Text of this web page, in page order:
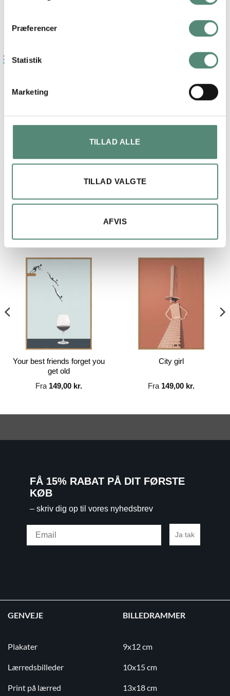
Præferencer
Statistik
Marketing
TILLAD ALLE
TILLAD VALGTE
AFVIS
RELATEREDE VARER
Your best friends forget you
get old
Fra 149,00 kr.
City girl
Fra 149,00 kr.
FÅ 15% RABAT PÅ DIT FØRSTE
KØB
– skriv dig op til vores nyhedsbrev
Ja tak
GENVEJE
Plakater
Lærredsbilleder
Print på lærred
BILLEDRAMMER
9x12 cm
10x15 cm
13x18 cm